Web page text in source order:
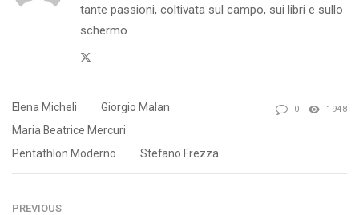
tante passioni, coltivata sul campo, sui libri e sullo
schermo.
Elena Micheli
Giorgio Malan
Maria Beatrice Mercuri
Pentathlon Moderno
Stefano Frezza
0 1948
PREVIOUS